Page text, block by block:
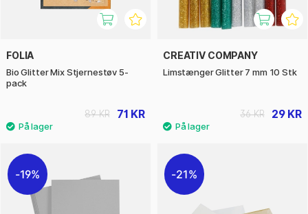
FOLIA
Bio Glitter Mix Stjernestøv 5-
pack
71 KR
89 KR
CREATIV COMPANY
Limstænger Glitter 7 mm 10 Stk
29 KR
36 KR
19% 21%